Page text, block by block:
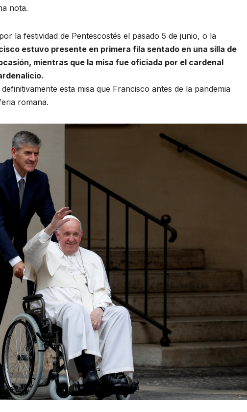
nota.
la festividad de Pentescostés el pasado 5 de junio, o la
estuvo presente en primera fila sentado en una silla de
mientras que la misa fue oficiada por el cardenal
esta misa que Francisco antes de la pandemia
romana.